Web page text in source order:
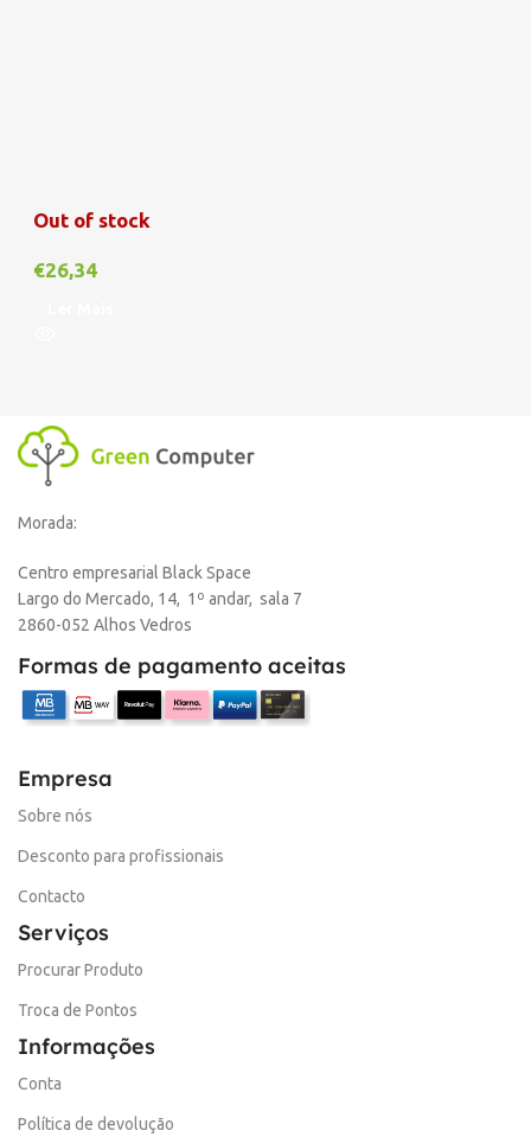
Out of stock
€26,34
Morada:
Centro empresarial Black Space
Largo do Mercado, 14, 1º andar, sala 7
2860-052 Alhos Vedros
Formas de pagamento aceitas
Empresa
Sobre nós
Desconto para profissionais
Contacto
Serviços
Procurar Produto
Troca de Pontos
Informações
Conta
Política de devolução